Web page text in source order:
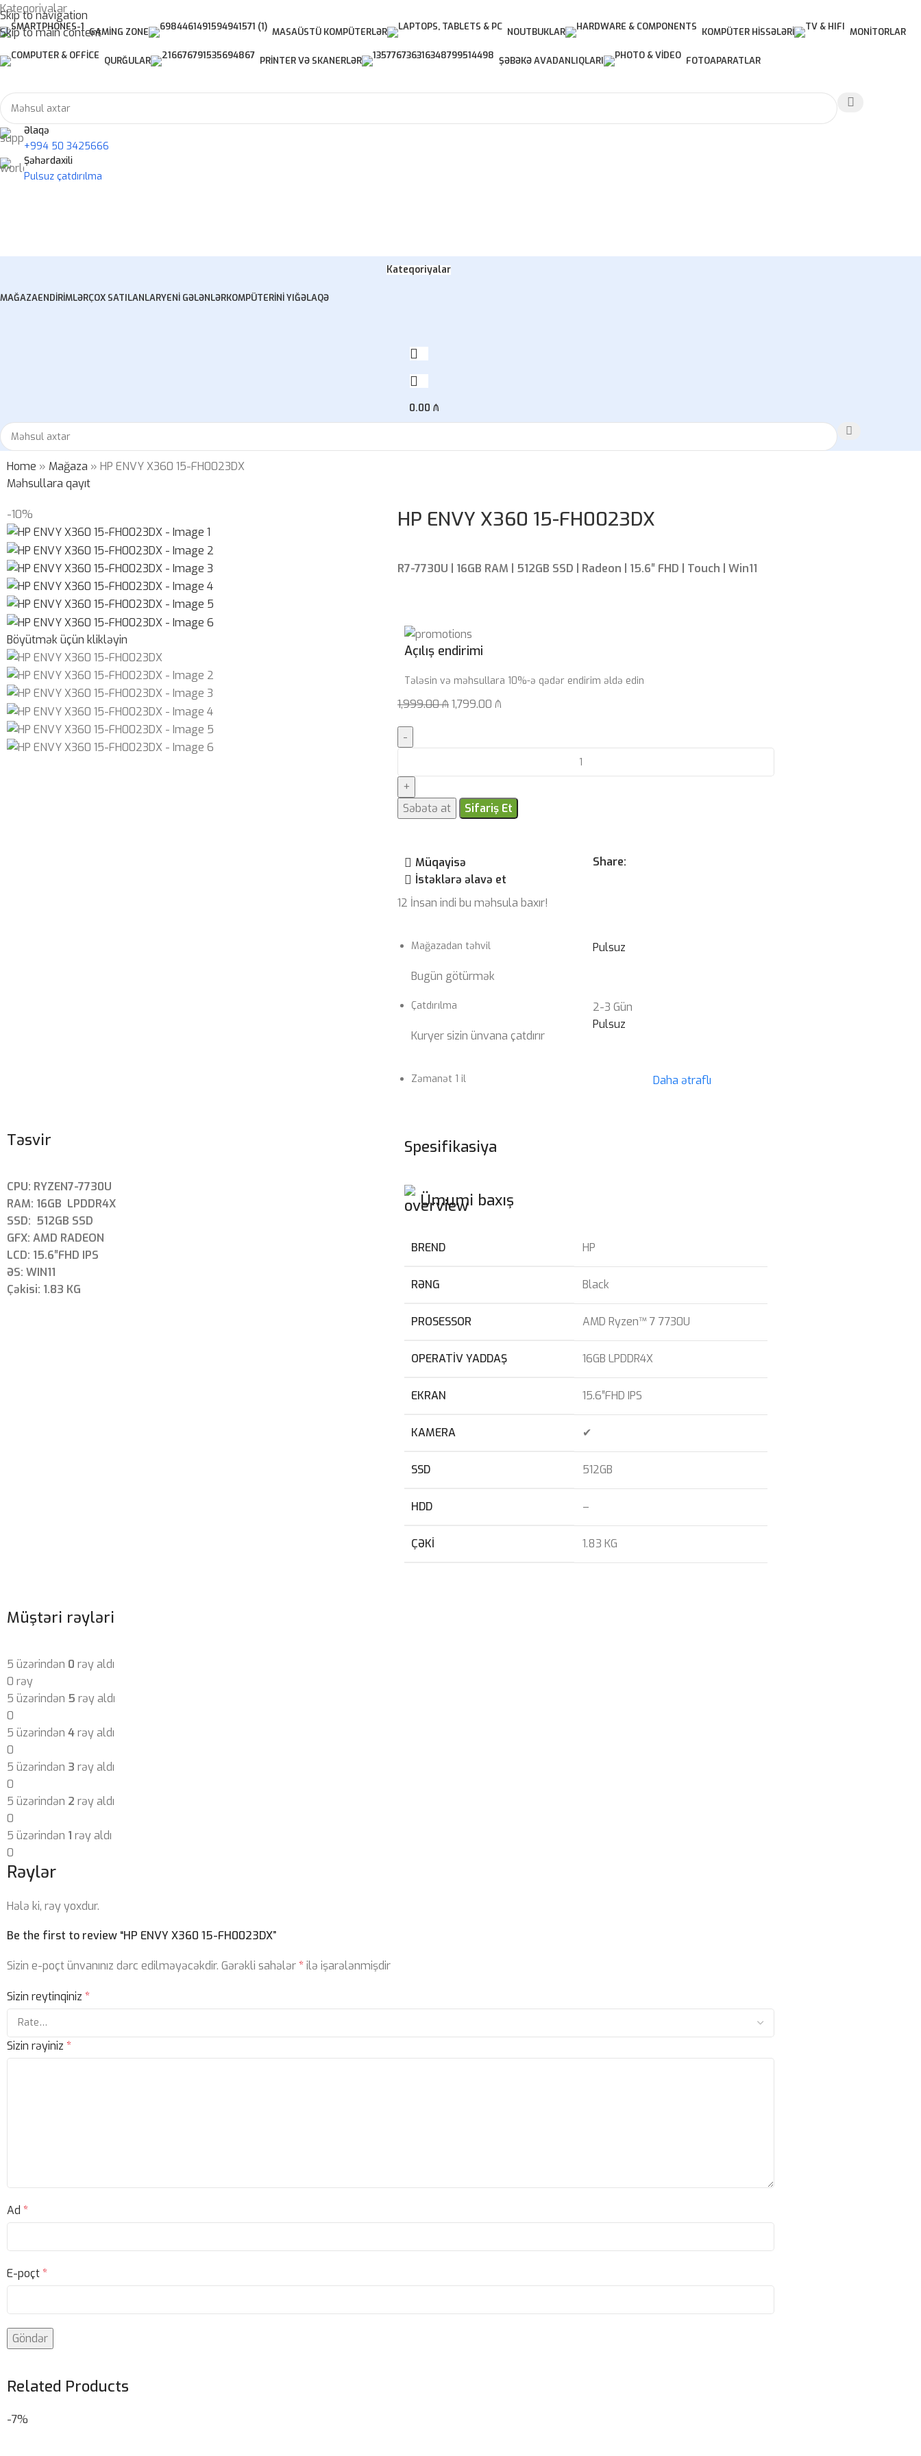
Skip to navigation
Skip to main content
Kateqoriyalar
GAMING ZONE MASAÜSTÜ KOMPÜTERLƏR NOUTBUKLAR KOMPÜTER HISSƏLƏRI MONITORLAR
QURĞULAR PRINTER VƏ SKANERLƏR ŞƏBƏKƏ AVADANLIQLARI FOTOAPARATLAR
Əlaqə
+994 50 3425666
Şəhərdaxili
Pulsuz çatdırılma
Kateqoriyalar
MAĞAZAENDIRIMLƏRÇOX SATILANLARYENI GƏLƏNLƏRKOMPÜTERINI YIĞƏLAQƏ
0.00 ₼
Home » Mağaza » HP ENVY X360 15-FH0023DX
Məhsullara qayıt
-10%
Böyütmək üçün klikləyin
HP ENVY X360 15-FH0023DX
R7-7730U | 16GB RAM | 512GB SSD | Radeon | 15.6″ FHD | Touch | Win11
Açılış endirimi
Tələsin və məhsullara 10%-ə qədər endirim əldə edin
1,999.00₼1,799.00 ₼
Səbətə at Sifariş Et
Müqayisə
İstəklərə əlavə et
Share:
12 İnsan indi bu məhsula baxır!
Mağazadan təhvil
Bugün götürmək
Pulsuz
Çatdırılma
Kuryer sizin ünvana çatdırır
2-3 Gün
Pulsuz
Zəmanət 1 il Daha ətraflı
Təsvir
CPU: RYZEN7-7730U
RAM: 16GB LPDDR4X
SSD: 512GB SSD
GFX: ‎AMD RADEON
LCD: 15.6″FHD IPS
ƏS: WIN11
Çəkisi: 1.83 KG
Spesifikasiya
Ümumi baxış
BREND HP
RƏNG Black
PROSESSOR AMD Ryzen™ 7 7730U
OPERATIV YADDAŞ 16GB LPDDR4X
EKRAN 15.6″FHD IPS
KAMERA ✔
SSD 512GB
HDD –
ÇƏKI 1.83 KG
Müştəri rəyləri
5 üzərindən 0 rəy aldı
0 rəy
5 üzərindən 5 rəy aldı
0
5 üzərindən 4rəy aldı
0
5 üzərindən 3 rəy aldı
0
5 üzərindən 2 rəy aldı
0
5 üzərindən 1 rəy aldı
0
Rəylər
Hələ ki, rəy yoxdur.
Be the first to review “HP ENVY X360 15-FH0023DX”
Sizin e-poçt ünvanınız dərc edilməyəcəkdir. Gərəkli sahələr*ilə işarələnmişdir
Sizin reytinqiniz *
Sizin rəyiniz *
Ad *
E-poçt*
Related Products
-7%